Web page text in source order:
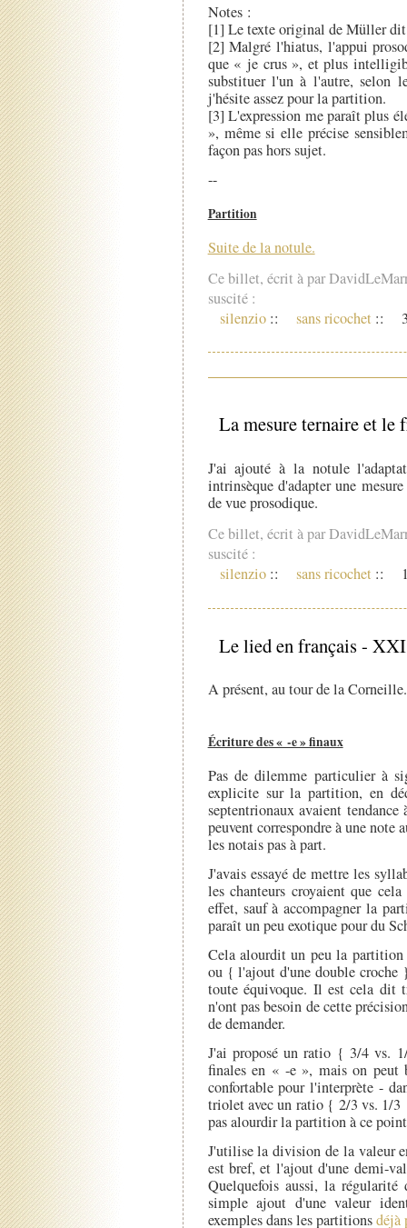
Notes :
[1] Le texte original de Müller
[2] Malgré l'hiatus, l'appui
que « je crus », et plus
substituer l'un à l'autre, selon
j'hésite assez pour la partition.
[3] L'expression me paraît plus
», même si elle précise
façon pas hors sujet.
--
Partition
Suite de la notule.
Ce billet, écrit à par
suscité :
silenzio :: sans ricochet ::
La mesure ternaire et le
J'ai ajouté à la notule
intrinsèque d'adapter une
de vue prosodique.
Ce billet, écrit à par
suscité :
silenzio :: sans ricochet ::
Le lied en français -
A présent, au tour de la Corneille.
Écriture des « -e » finaux
Pas de dilemme particulier à
explicite sur la partition, en
septentrionaux avaient
peuvent correspondre à une
les notais pas à part.
J'avais essayé de mettre les
les chanteurs croyaient que
effet, sauf à accompagner la
paraît un peu exotique pour du
Cela alourdit un peu la
ou { l'ajout d'une double croche
toute équivoque. Il est cela dit
n'ont pas besoin de cette
de demander.
J'ai proposé un ratio { 3/4 vs.
finales en « -e », mais on peut
confortable pour l'interprète -
triolet avec un ratio { 2/3 vs. 1/
pas alourdir la partition à ce
J'utilise la division de la valeur
est bref, et l'ajout d'une demi-
Quelquefois aussi, la
simple ajout d'une valeur
exemples dans les partitionsdéjà